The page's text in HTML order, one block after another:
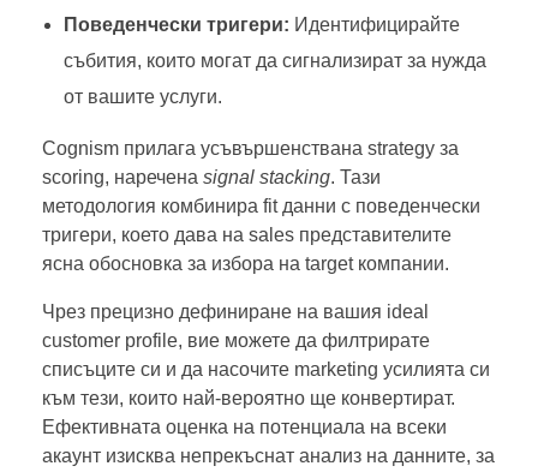
Поведенчески тригери: Идентифицирайте
събития, които могат да сигнализират за нужда
от вашите услуги.
Cognism прилага усъвършенствана strategy за
scoring, наречена signal stacking. Тази
методология комбинира fit данни с поведенчески
тригери, което дава на sales представителите
ясна обосновка за избора на target компании.
Чрез прецизно дефиниране на вашия ideal
customer profile, вие можете да филтрирате
списъците си и да насочите marketing усилията си
към тези, които най-вероятно ще конвертират.
Ефективната оценка на потенциала на всеки
акаунт изисква непрекъснат анализ на данните, за